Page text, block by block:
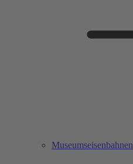
Museumseisenbahnen